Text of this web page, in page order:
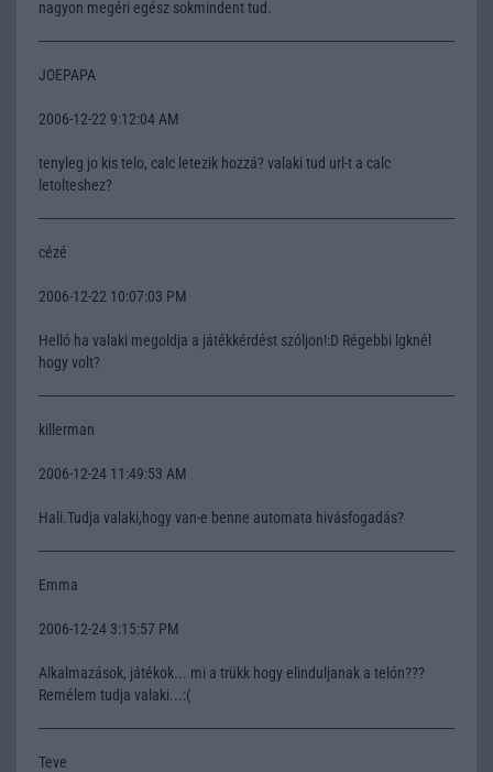
nagyon megéri egész sokmindent tud.
JOEPAPA
2006-12-22 9:12:04 AM
tenyleg jo kis telo, calc letezik hozzá? valaki tud url-t a calc
letolteshez?
cézé
2006-12-22 10:07:03 PM
Helló ha valaki megoldja a játékkérdést szóljon!:D Régebbi lgknél
hogy volt?
killerman
2006-12-24 11:49:53 AM
Hali.Tudja valaki,hogy van-e benne automata hivásfogadás?
Emma
2006-12-24 3:15:57 PM
Alkalmazások, játékok... mi a trükk hogy elinduljanak a telón???
Remélem tudja valaki...:(
Teve